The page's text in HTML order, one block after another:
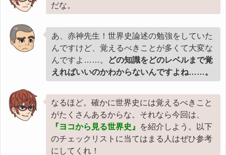
だな。
あ、赤神先生！世界史論述の勉強をしていた
んですけど、覚えるべきことが多くて大変な
んですよ……。
どの知識をどのレベルまで覚
えればいいのかわからないんですよね……。
なるほど。確かに世界史には覚えるべきこと
がたくさんあるからな。それなら今回は、
『ヨコから見る世界史』
を紹介しよう。以下
のチェックリストに当てはまる人はぜひ参考
にしてくれ！